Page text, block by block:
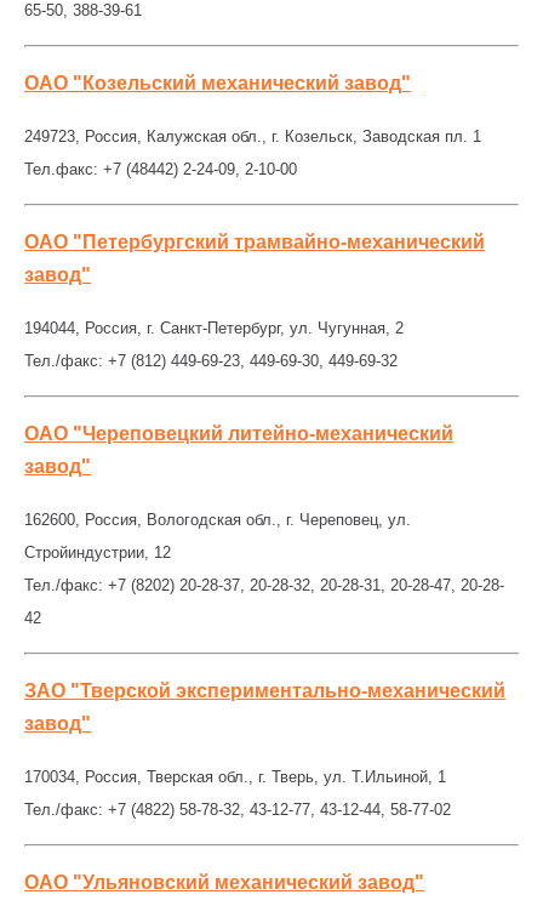
65-50, 388-39-61
ОАО "Козельский механический завод"
249723, Россия, Калужская обл., г. Козельск, Заводская пл. 1
Тел.факс: +7 (48442) 2-24-09, 2-10-00
ОАО "Петербургский трамвайно-механический
завод"
194044, Россия, г. Санкт-Петербург, ул. Чугунная, 2
Тел./факс: +7 (812) 449-69-23, 449-69-30, 449-69-32
ОАО "Череповецкий литейно-механический
завод"
162600, Россия, Вологодская обл., г. Череповец, ул.
Стройиндустрии, 12
Тел./факс: +7 (8202) 20-28-37, 20-28-32, 20-28-31, 20-28-47, 20-28-
42
ЗАО "Тверской экспериментально-механический
завод"
170034, Россия, Тверская обл., г. Тверь, ул. Т.Ильиной, 1
Тел./факс: +7 (4822) 58-78-32, 43-12-77, 43-12-44, 58-77-02
ОАО "Ульяновский механический завод"